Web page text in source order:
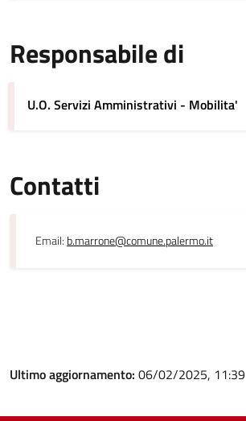
Responsabile di
U.O. Servizi Amministrativi - Mobilita'
Contatti
Email: b.marrone@comune.palermo.it
Ultimo aggiornamento: 06/02/2025, 11:39